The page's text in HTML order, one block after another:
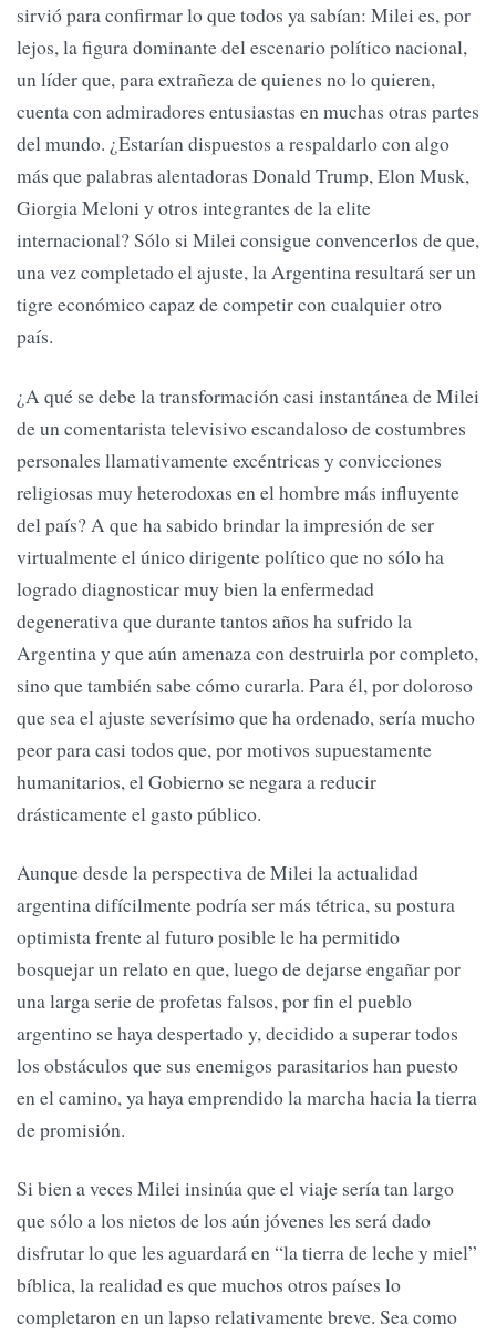
sirvió para confirmar lo que todos ya sabían: Milei es, por
lejos, la figura dominante del escenario político nacional,
un líder que, para extrañeza de quienes no lo quieren,
cuenta con admiradores entusiastas en muchas otras partes
del mundo. ¿Estarían dispuestos a respaldarlo con algo
más que palabras alentadoras Donald Trump, Elon Musk,
Giorgia Meloni y otros integrantes de la elite
internacional? Sólo si Milei consigue convencerlos de que,
una vez completado el ajuste, la Argentina resultará ser un
tigre económico capaz de competir con cualquier otro
país.
¿A qué se debe la transformación casi instantánea de Milei
de un comentarista televisivo escandaloso de costumbres
personales llamativamente excéntricas y convicciones
religiosas muy heterodoxas en el hombre más influyente
del país? A que ha sabido brindar la impresión de ser
virtualmente el único dirigente político que no sólo ha
logrado diagnosticar muy bien la enfermedad
degenerativa que durante tantos años ha sufrido la
Argentina y que aún amenaza con destruirla por completo,
sino que también sabe cómo curarla. Para él, por doloroso
que sea el ajuste severísimo que ha ordenado, sería mucho
peor para casi todos que, por motivos supuestamente
humanitarios, el Gobierno se negara a reducir
drásticamente el gasto público.
Aunque desde la perspectiva de Milei la actualidad
argentina difícilmente podría ser más tétrica, su postura
optimista frente al futuro posible le ha permitido
bosquejar un relato en que, luego de dejarse engañar por
una larga serie de profetas falsos, por fin el pueblo
argentino se haya despertado y, decidido a superar todos
los obstáculos que sus enemigos parasitarios han puesto
en el camino, ya haya emprendido la marcha hacia la tierra
de promisión.
Si bien a veces Milei insinúa que el viaje sería tan largo
que sólo a los nietos de los aún jóvenes les será dado
disfrutar lo que les aguardará en “la tierra de leche y miel”
bíblica, la realidad es que muchos otros países lo
completaron en un lapso relativamente breve. Sea como